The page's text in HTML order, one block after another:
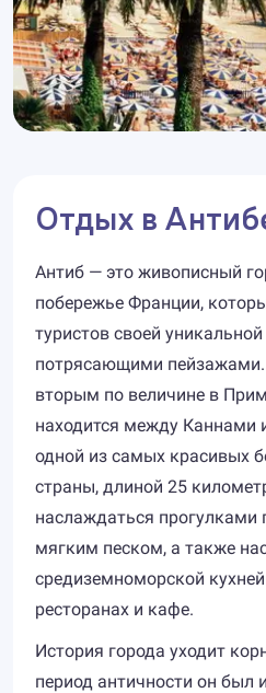
Отдых в
Антиб — это живописный
побережье Франции,
туристов своей
потрясающими пейзажами.
вторым по величине в
находится между Каннами
одной из самых красивых
страны, длиной 25
наслаждаться
мягким песком, а также
средиземноморской
ресторанах и кафе.
История города уходит
период античности он был